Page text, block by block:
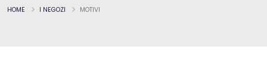
HOME I NEGOZI MOTIVI